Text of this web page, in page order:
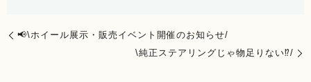
📢\ホイール展示・販売イベント開催のお知らせ/
\純正ステアリングじゃ物足りない⁉/